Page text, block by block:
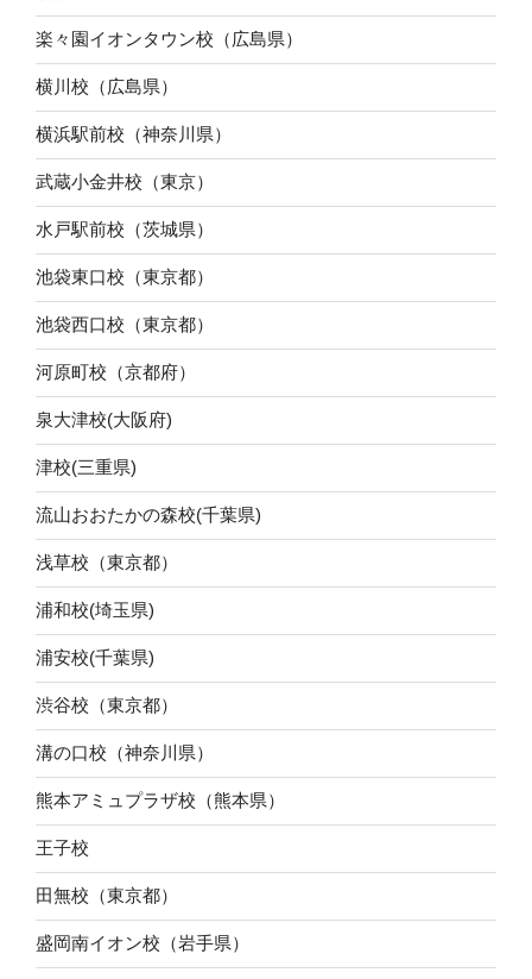
楽々園イオンタウン校（広島県）
横川校（広島県）
横浜駅前校（神奈川県）
武蔵小金井校（東京）
水戸駅前校（茨城県）
池袋東口校（東京都）
池袋西口校（東京都）
河原町校（京都府）
泉大津校(大阪府)
津校(三重県)
流山おおたかの森校(千葉県)
浅草校（東京都）
浦和校(埼玉県)
浦安校(千葉県)
渋谷校（東京都）
溝の口校（神奈川県）
熊本アミュプラザ校（熊本県）
王子校
田無校（東京都）
盛岡南イオン校（岩手県）